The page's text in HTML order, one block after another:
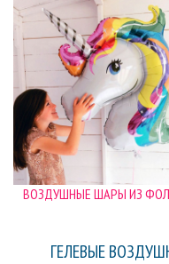
ВОЗДУШНЫЕ ШАРЫ ИЗ
ГЕЛЕВЫЕ